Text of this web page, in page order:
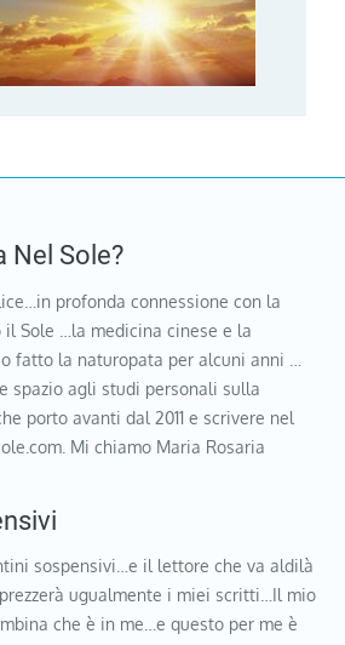
Nel Sole?
profonda connessione con la
il Sole …la medicina cinese e la
fatto la naturopata per alcuni anni …
spazio agli studi personali sulla
porto avanti dal 2011 e scrivere nel
Mi chiamo Maria Rosaria
sospensivi…e il lettore che va aldilà
ugualmente i miei scritti…Il mio
che è in me…e questo per me è